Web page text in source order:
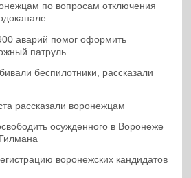
по вопросам отключения
аварий помог оформить
патруль
беспилотники, рассказали
рассказали воронежцам
осужденного в Воронеже
воронежских кандидатов